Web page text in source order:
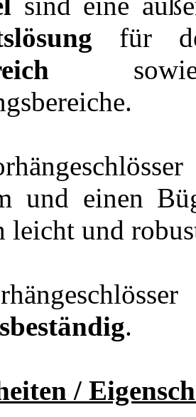
für
sowie
und einen
leicht und
.
/